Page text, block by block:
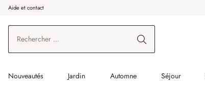
au contenu principal
Aller à la recherche
Aller à la navigation principale
Aide et contact
Nouveautés Jardin Automne Séjour